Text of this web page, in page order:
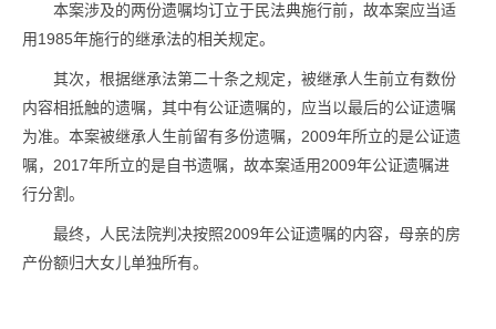
本案涉及的两份遗嘱均订立于民法典施行前，故本案应当适
用1985年施行的继承法的相关规定。
其次，根据继承法第二十条之规定，被继承人生前立有数份
内容相抵触的遗嘱，其中有公证遗嘱的，应当以最后的公证遗嘱
为准。本案被继承人生前留有多份遗嘱，2009年所立的是公证遗
嘱，2017年所立的是自书遗嘱，故本案适用2009年公证遗嘱进
行分割。
最终，人民法院判决按照2009年公证遗嘱的内容，母亲的房
产份额归大女儿单独所有。